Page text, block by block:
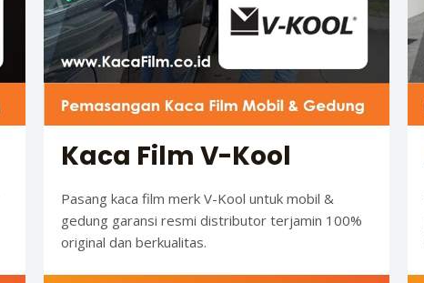
Kaca Film V-Kool
Pasang kaca film merk V-Kool untuk mobil &
gedung garansi resmi distributor terjamin 100%
original dan berkualitas.